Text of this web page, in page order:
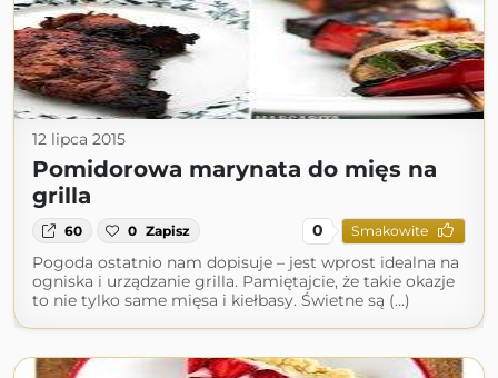
12 lipca 2015
Pomidorowa marynata do mięs na
grilla
60 0 Zapisz 0 Smakowite
Pogoda ostatnio nam dopisuje – jest wprost idealna na
ogniska i urządzanie grilla. Pamiętajcie, że takie okazje
to nie tylko same mięsa i kiełbasy. Świetne są (...)